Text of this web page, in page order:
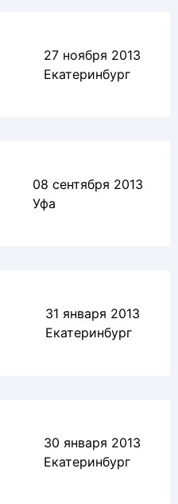
27 ноября 2013
Екатеринбург
08 сентября 2013
Уфа
31 января 2013
Екатеринбург
30 января 2013
Екатеринбург